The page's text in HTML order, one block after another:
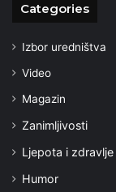
Categories
Izbor uredništva
Video
Magazin
Zanimljivosti
Ljepota i zdravlje
Humor